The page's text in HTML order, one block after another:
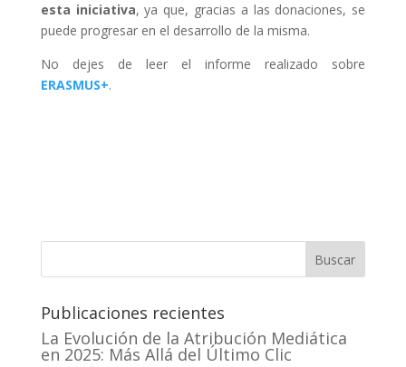
esta iniciativa, ya que, gracias a las donaciones, se
puede progresar en el desarrollo de la misma.
No dejes de leer el informe realizado sobre
ERASMUS+.
Buscar
Publicaciones recientes
La Evolución de la Atribución Mediática
en 2025: Más Allá del Último Clic